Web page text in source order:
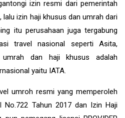
izin resmi dari pemerintah
izin haji khusus dan umrah dari
itu perusahaan juga tergabung
travel nasional seperti Asita,
umrah dan haji khusus adalah
yaitu IATA.
umroh resmi yang memperoleh
No.722 Tahun 2017 dan Izin Haji